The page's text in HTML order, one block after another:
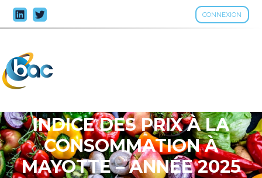
CONNEXION
Aller
au
INDICE DES PRIX À LA
CONSOMMATION À
MAYOTTE – ANNÉE 2025